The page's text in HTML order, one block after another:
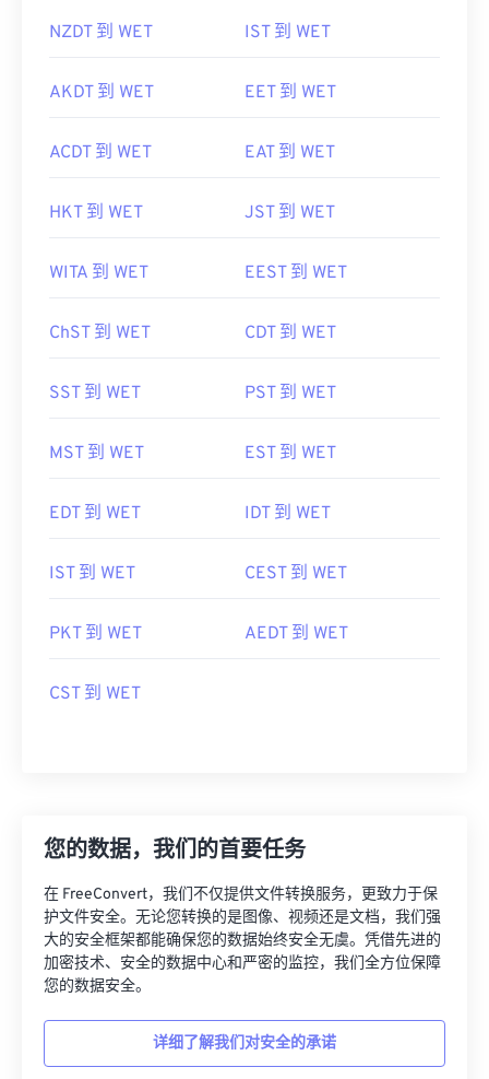
NZDT 到 WET IST 到 WET
AKDT 到 WET EET 到 WET
ACDT 到 WET EAT 到 WET
HKT 到 WET JST 到 WET
WITA 到 WET EEST 到 WET
ChST 到 WET CDT 到 WET
SST 到 WET PST 到 WET
MST 到 WET EST 到 WET
EDT 到 WET IDT 到 WET
IST 到 WET CEST 到 WET
PKT 到 WET AEDT 到 WET
CST 到 WET
您的数据，我们的首要任务
在 FreeConvert，我们不仅提供文件转换服务，更致力于保
护文件安全。无论您转换的是图像、视频还是文档，我们强
大的安全框架都能确保您的数据始终安全无虞。凭借先进的
加密技术、安全的数据中心和严密的监控，我们全方位保障
您的数据安全。
详细了解我们对安全的承诺